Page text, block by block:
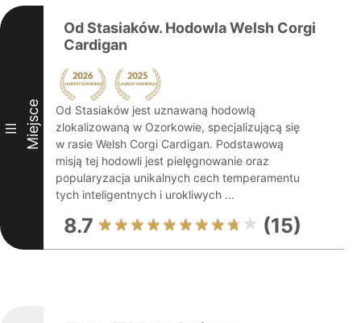
III Miejsce
Od Stasiaków. Hodowla Welsh Corgi
Cardigan
Od Stasiaków jest uznawaną hodowlą
zlokalizowaną w Ozorkowie, specjalizującą się
w rasie Welsh Corgi Cardigan. Podstawową
misją tej hodowli jest pielęgnowanie oraz
popularyzacja unikalnych cech temperamentu
tych inteligentnych i urokliwych ...
8.7 (15)